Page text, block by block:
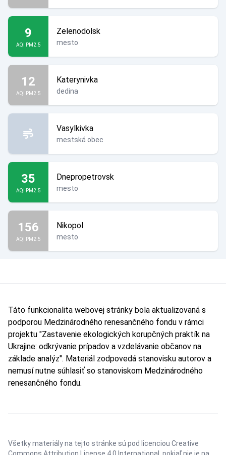
9
AQI PM2.5
Zelenodolsk
mesto
12
AQI PM2.5
Katerynivka
dedina
Vasylkivka
mestská obec
35
AQI PM2.5
Dnepropetrovsk
mesto
156
AQI PM2.5
Nikopol
mesto
Táto funkcionalita webovej stránky bola aktualizovaná s
podporou Medzinárodného renesančného fondu v rámci
projektu "Zastavenie ekologických korupčných praktík na
Ukrajine: odkrývanie prípadov a vzdelávanie občanov na
základe analýz". Materiál zodpovedá stanovisku autorov a
nemusí nutne súhlasiť so stanoviskom Medzinárodného
renesančného fondu.
Všetky materiály na tejto stránke sú pod licenciou Creative